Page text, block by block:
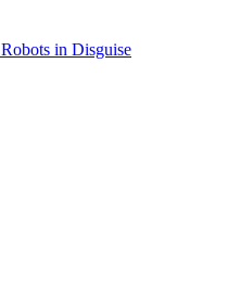
in Disguise